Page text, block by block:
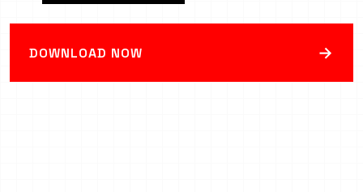
DOWNLOAD NOW →